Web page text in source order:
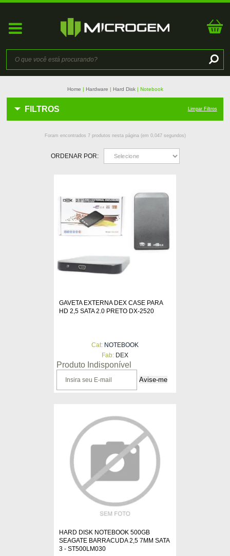
Home Hardware Hard Disk Notebook
FILTROS Limpar Filtros
Foram encontrados 7produtos nesta página (em 0,047segundos)
ORDENAR POR:
GAVETA EXTERNA DEX CASE PARA
HD 2,5 SATA 2.0 PRETO DX-2520
Cat: NOTEBOOK
Fab: DEX
Produto Indisponível
HARD DISK NOTEBOOK 500GB
SEAGATE BARRACUDA 2,5 7MM SATA
3 - ST500LM030